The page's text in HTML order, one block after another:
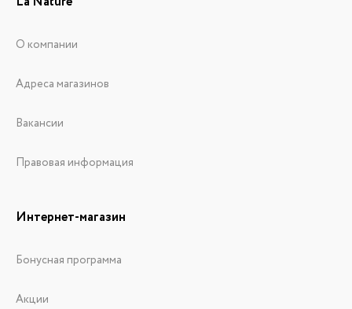
О компании
Адреса магазинов
Вакансии
Правовая информация
Интернет-магазин
Бонусная программа
Акции